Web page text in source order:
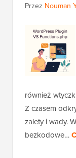
Przez Nouman
również
Z czasem
zalety i wady.
bezkodowe…